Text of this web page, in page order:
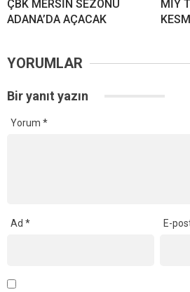
ÇBK MERSİN SEZONU
ADANA’DA AÇACAK
MİY
YORUMLAR
Bir yanıt yazın
Yorum *
Ad * E-